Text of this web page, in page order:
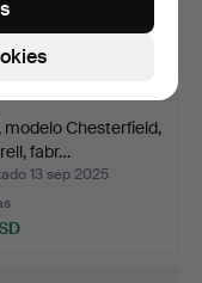
modelo Chesterfield,
fabr…
13 sep 2025